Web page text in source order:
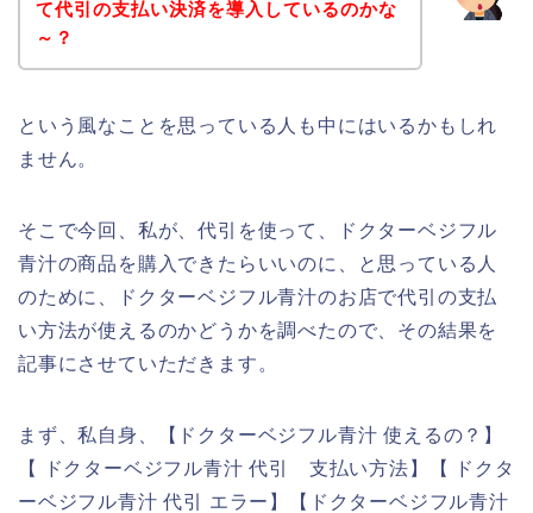
て代引の支払い決済を導入しているのかな
～？
という風なことを思っている人も中にはいるかもしれ
ません。
そこで今回、私が、代引を使って、ドクターベジフル
青汁の商品を購入できたらいいのに、と思っている人
のために、ドクターベジフル青汁のお店で代引の支払
い方法が使えるのかどうかを調べたので、その結果を
記事にさせていただきます。
まず、私自身、【ドクターベジフル青汁 使えるの？】
【 ドクターベジフル青汁 代引 支払い方法】【 ドクタ
ーベジフル青汁 代引 エラー】【ドクターベジフル青汁